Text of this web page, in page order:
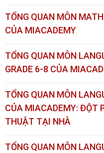
TỔNG QUAN MÔN
CỦA MIACADEMY
TỔNG QUAN MÔN
GRADE 6-8 CỦA
TỔNG QUAN MÔN
CỦA MIACADEMY: ĐỘT
THUẬT TẠI NHÀ
TỔNG QUAN MÔN